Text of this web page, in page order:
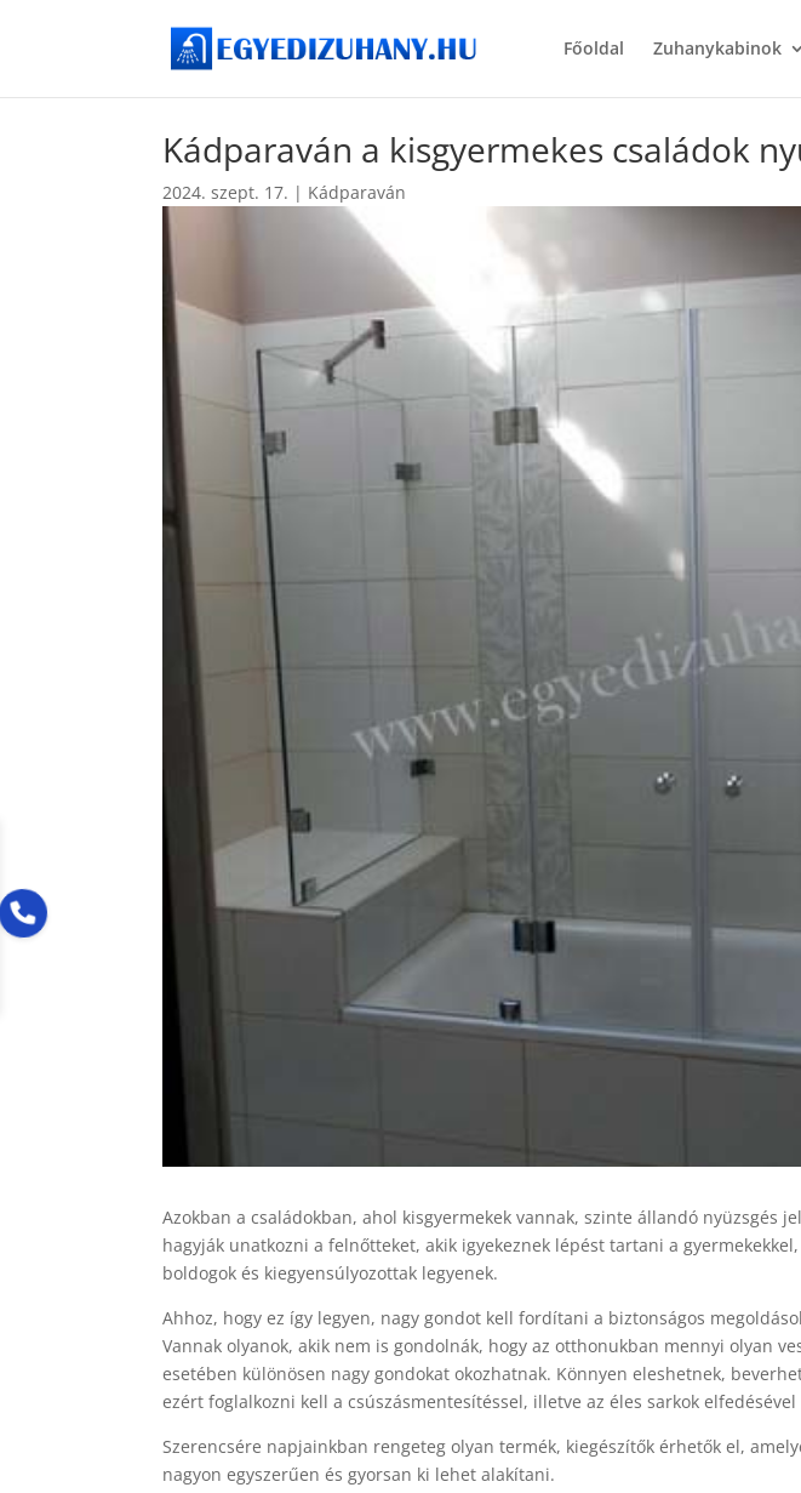
Főoldal Zuhanykabinok
Kádparaván a kisgyermekes családok
2024. szept. 17. | Kádparaván
Azokban a családokban, ahol kisgyermekek vannak, szinte állandó nyüzsgés
hagyják unatkozni a felnőtteket, akik igyekeznek lépést tartani a
boldogok és kiegyensúlyozottak legyenek.
Ahhoz, hogy ez így legyen, nagy gondot kell fordítani a biztonságos
Vannak olyanok, akik nem is gondolnák, hogy az otthonukban mennyi olyan
esetében különösen nagy gondokat okozhatnak. Könnyen eleshetnek,
ezért foglalkozni kell a csúszásmentesítéssel, illetve az éles sarkok elfedésével
Szerencsére napjainkban rengeteg olyan termék, kiegészítők érhetők el,
nagyon egyszerűen és gyorsan ki lehet alakítani.